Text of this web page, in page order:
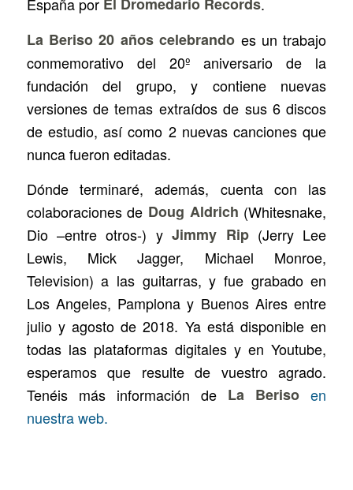
España por El Dromedario Records.
La Beriso 20 años celebrando es un trabajo
conmemorativo del 20º aniversario de la
fundación del grupo, y contiene nuevas
versiones de temas extraídos de sus 6 discos
de estudio, así como 2 nuevas canciones que
nunca fueron editadas.
Dónde terminaré, además, cuenta con las
colaboraciones de Doug Aldrich (Whitesnake,
Dio –entre otros-) yJimmy Rip(Jerry Lee
Lewis, Mick Jagger, Michael Monroe,
Television) a las guitarras, y fue grabado en
Los Angeles, Pamplona y Buenos Aires entre
julio y agosto de 2018. Ya está disponible en
todas las plataformas digitales y en Youtube,
esperamos que resulte de vuestro agrado.
Tenéis más información de La Beriso en
nuestra web.